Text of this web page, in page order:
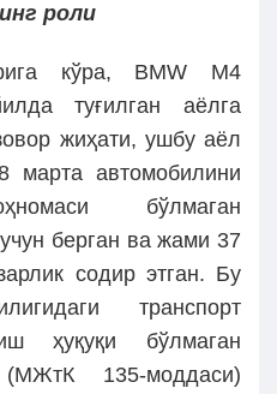
роли
кўра, BMW M4
туғилган аёлга
жиҳати, ушбу аёл
марта автомобилини
бўлмаган
берган ва жами 37
содир этган. Бу
транспорт
ҳуқуқи бўлмаган
135-моддаси)